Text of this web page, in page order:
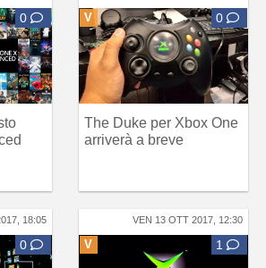
0 V 0
The Duke per Xbox One
arriverà a breve
18:05
0
VEN 13 OTT 2017, 12:30
V 1